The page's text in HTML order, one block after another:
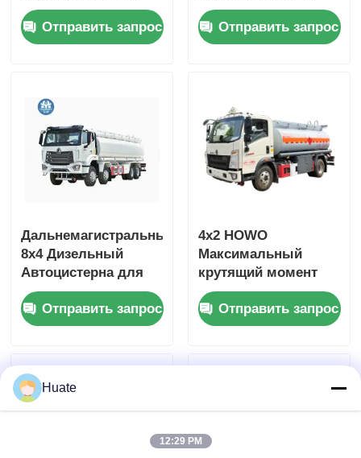
500Nm 4-6L 5-10T
топливно-
топливный танкер
средство
Отправить запрос
500-1000 Нм
Топливное масло
Танкер Грузовик
Отправить запрос
Дальнемагистральный
8x4 Дизельный
Автоцистерна для
перевозки топлива
4-6л 10-15т
Отправить запрос
4x2 HOWO
Максимальный
крутящий момент
500 Нм 100-
литровый
топливный бак
перевозки нефти
Отправить запрос
Huate
12:29 PM